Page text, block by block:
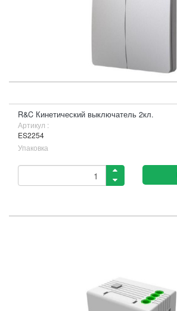
R&C Кинетический выключатель 2кл.
Артикул :
ES2254
Упаковка